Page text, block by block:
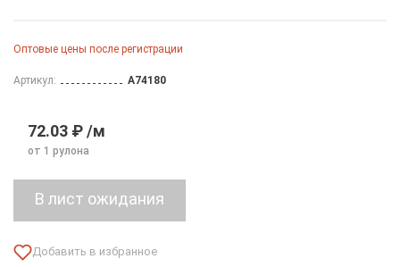
Оптовые цены после регистрации
Артикул: A74180
72.03 ₽ /м
от 1 рулона